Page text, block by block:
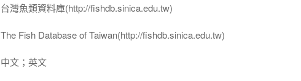
台灣魚類資料庫(http://fishdb.sinica.edu.tw)
The Fish Database of Taiwan(http://fishdb.sinica.edu.tw)
中文；英文